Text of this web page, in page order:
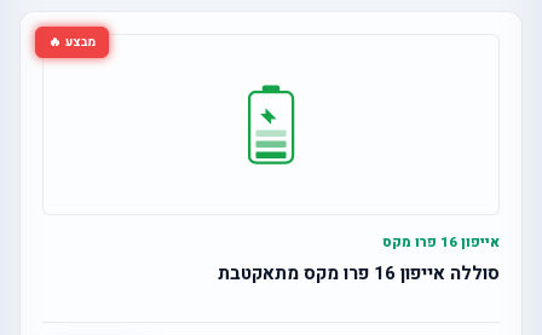
מבצע 🔥
אייפון 16 פרו מקס
סוללה אייפון 16 פרו מקס מתאקטבת